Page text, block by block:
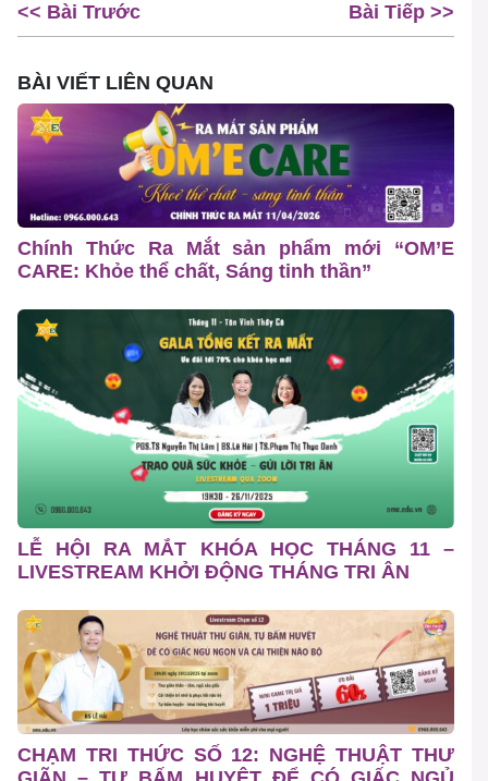
<< Bài Trước Bài Tiếp >>
BÀI VIẾT LIÊN QUAN
Chính Thức Ra Mắt sản phẩm mới “OM’E
CARE: Khỏe thể chất, Sáng tinh thần”
LỄ HỘI RA MẮT KHÓA HỌC THÁNG 11 –
LIVESTREAM KHỞI ĐỘNG THÁNG TRI ÂN
CHẠM TRI THỨC SỐ 12: NGHỆ THUẬT THƯ